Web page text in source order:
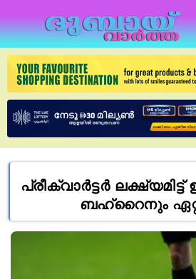
പ്രീക്വാർട്ടർ
ബഹ്‌റൈനും